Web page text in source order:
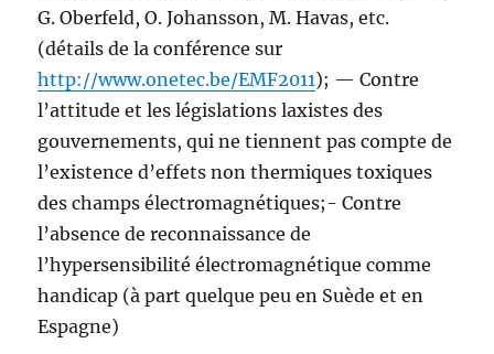
G. Oberfeld, O. Johansson, M. Havas, etc.
(détails de la conférence sur
http://www.onetec.be/EMF2011); — Contre
l’attitude et les législations laxistes des
gouvernements, qui ne tiennent pas compte de
l’existence d’effets non thermiques toxiques
des champs électromagnétiques;- Contre
l’absence de reconnaissance de
l’hypersensibilité électromagnétique comme
handicap (à part quelque peu en Suède et en
Espagne)